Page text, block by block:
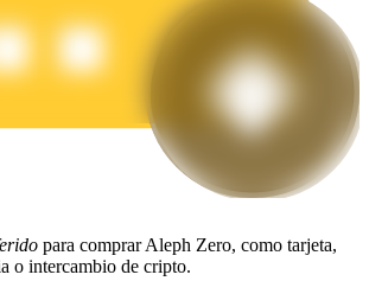
y acceso instantáneo
para comprar Aleph Zero, como tarjeta,
o intercambio de cripto.